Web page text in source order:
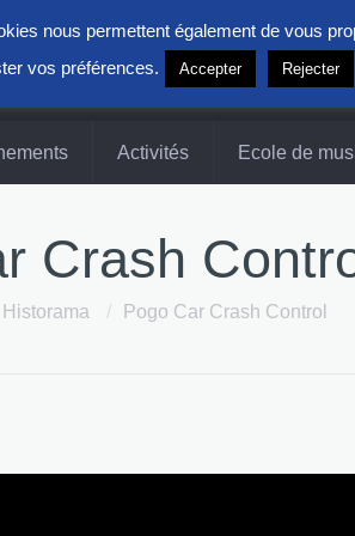
Activités Ecole de
Crash
Historama / Pogo Car Crash Control
nous permettent également de vous
vos préférences.
Accepter Rejecter